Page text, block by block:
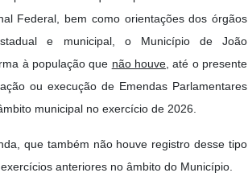
Federal, bem como orientações dos órgãos
e municipal, o Município de João
à população que não houve , até o presente
ou execução de Emendas Parlamentares
municipal no exercício de 2026.
que também não houve registro desse tipo
anteriores no âmbito do Município.